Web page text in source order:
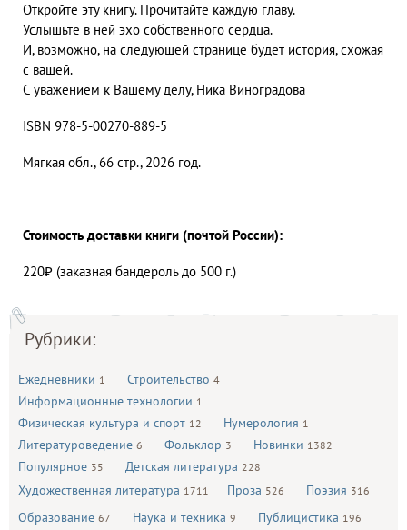
Рубрики:
Ежедневники 1 Строительство 4
Информационные технологии 1
Физическая культура и спорт 12 Нумерология 1
Литературоведение 6 Фольклор 3 Новинки 1382
Популярное 35 Детская литература 228
Художественная литература 1711 Проза 526 Поэзия 316
Образование 67 Наука и техника 9 Публицистика 196
Откройте эту книгу. Прочитайте каждую главу.
Услышьте в ней эхо собственного сердца.
И, возможно, на следующей странице будет история, схожая
с вашей.
С уважением к Вашему делу, Ника Виноградова
ISBN 978-5-00270-889-5
Мягкая обл., 66 стр., 2026 год.
Стоимость доставки книги (почтой России):
220₽ (заказная бандероль до 500 г.)